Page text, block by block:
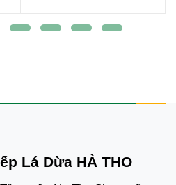
Lá Dừa HÀ THO